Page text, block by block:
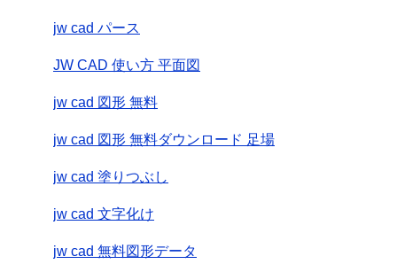
jw cad パース
JW CAD 使い方 平面図
jw cad 図形 無料
jw cad 図形 無料ダウンロード 足場
jw cad 塗りつぶし
jw cad 文字化け
jw cad 無料図形データ